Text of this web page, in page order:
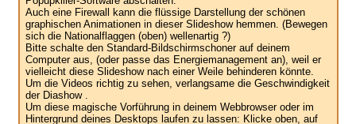
Auch eine Firewall kann die flüssige Darstellung der schönen
graphischen Animationen in dieser Slideshow hemmen. (Bewegen
sich die Nationalflaggen (oben) wellenartig ?)
Bitte schalte den Standard-Bildschirmschoner auf deinem
Computer aus, (oder passe das Energiemanagement an), weil er
vielleicht diese Slideshow nach einer Weile behinderen könnte.
Um die Videos richtig zu sehen, verlangsame die Geschwindigkeit
der Diashow .
Um diese magische Vorführung in deinem Webbrowser oder im
Hintergrund deines Desktops laufen zu lassen: Klicke oben, auf